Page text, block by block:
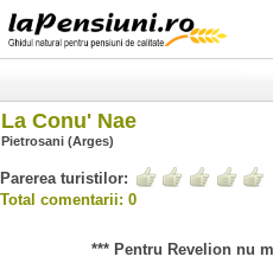
La Conu' Nae
Pietrosani (Arges)
Parerea turistilor:
Total comentarii: 0
*** Pentru Revelion nu